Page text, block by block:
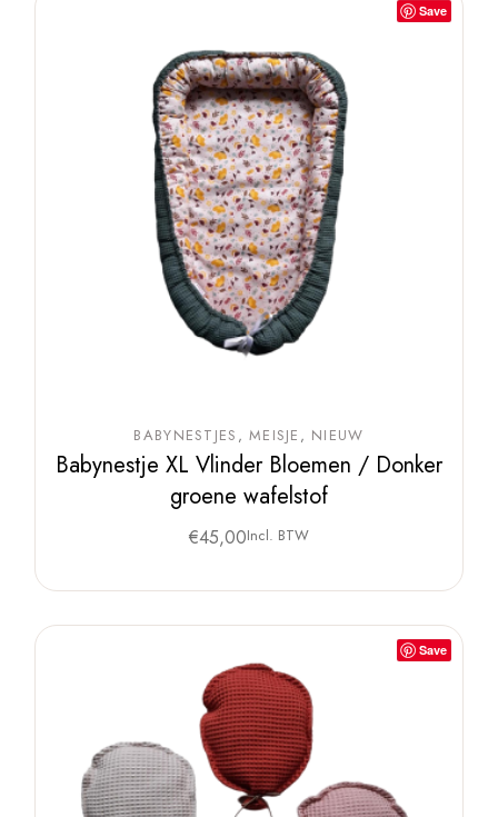
Save
BABYNESTJES MEISJE NIEUW
Babynestje XL Vlinder Bloemen / Donker
groene wafelstof
€45,00Incl. BTW
Save